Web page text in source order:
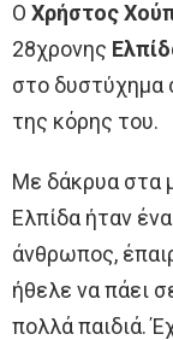
Ο Χρήστος
28χρονης
στο δυστύχημα
της κόρης του.
Με δάκρυα στα
Ελπίδα ήταν
άνθρωπος,
ήθελε να πάει
πολλά παιδιά.